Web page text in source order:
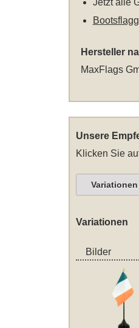
Jetzt alle
Hersteller
MaxFlags
Unsere
Klicken Sie
Variationen
Variationen
Bilder